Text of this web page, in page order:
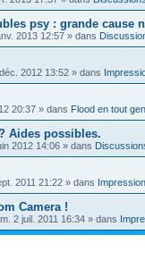
psy : grande cause
2013 12:57 » dans
2012 13:52 » dans
20:37 » dans Flood en tout
Aides possibles.
2012 14:06 » dans
2011 21:22 » dans
Camera !
2 juil. 2011 16:34 » dans